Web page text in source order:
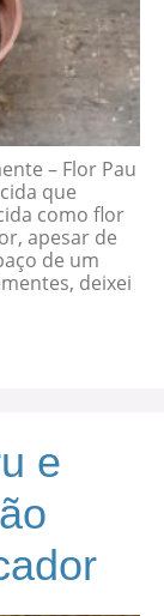
– Flor Pau
que
como flor
apesar de
de um
deixei
e